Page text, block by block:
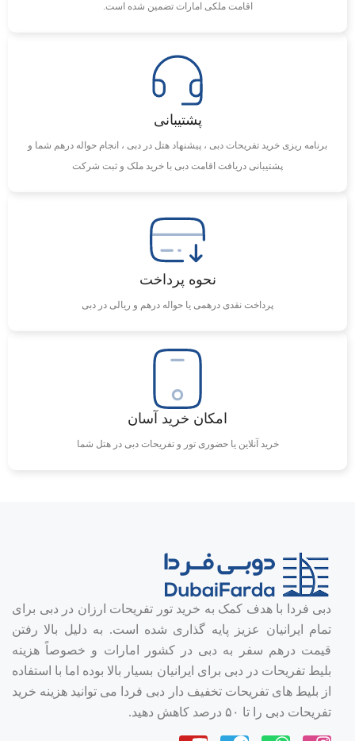
اقامت ملکی امارات تضمین شده است.
پشتیبانی
برنامه ریزی خرید تفریحات دبی ، پیشنهاد هتل در دبی ، انجام حواله درهم شما و
پشتیبانی دریافت اقامت دبی با خرید ملک و ثبت شرکت
نحوه پرداخت
پرداخت نقدی درهمی یا حواله درهم و ریالی در دبی
امکان خرید آسان
خرید آنلاین یا حضوری تور و تفریحات دبی در هتل شما
دبی فردا با هدف کمک به خرید تور تفریحات ارزان در دبی برای
تمام ایرانیان عزیز پایه گذاری شده است. به دلیل بالا رفتن
قیمت درهم سفر به دبی در کشور امارات و خصوصاً هزینه
بلیط تفریحات در دبی برای ایرانیان بسیار بالا بوده اما با استفاده
از بلیط های تفریحات تخفیف دار دبی فردا می توانید هزینه خرید
تفریحات دبی را تا ۵۰ درصد کاهش دهید.